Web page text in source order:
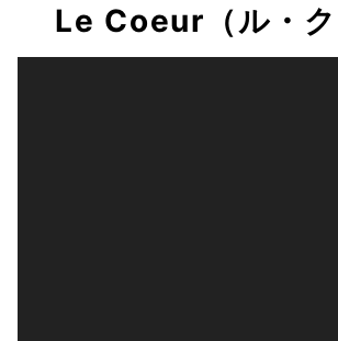
Le Coeur（ル・ク